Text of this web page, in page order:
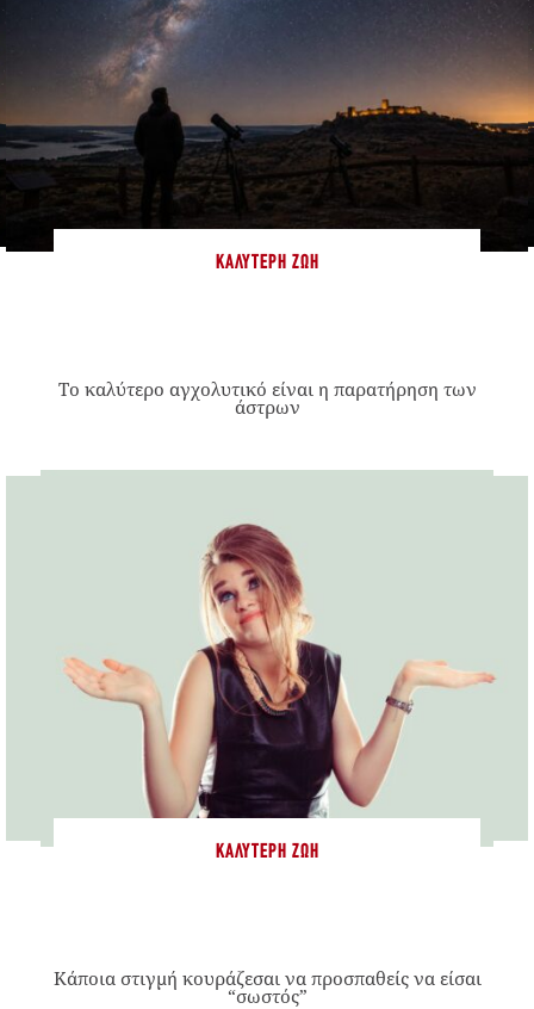
ΚΑΛΎΤΕΡΗ ΖΩΉ
Το καλύτερο αγχολυτικό είναι η παρατήρηση των
άστρων
ΚΑΛΎΤΕΡΗ ΖΩΉ
Κάποια στιγμή κουράζεσαι να προσπαθείς να είσαι
“σωστός”